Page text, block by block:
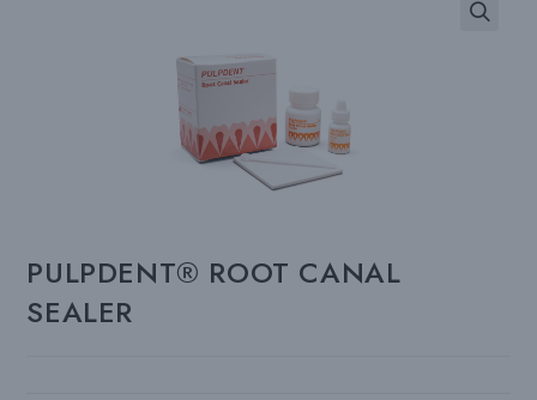
PULPDENT® ROOT CANAL
SEALER